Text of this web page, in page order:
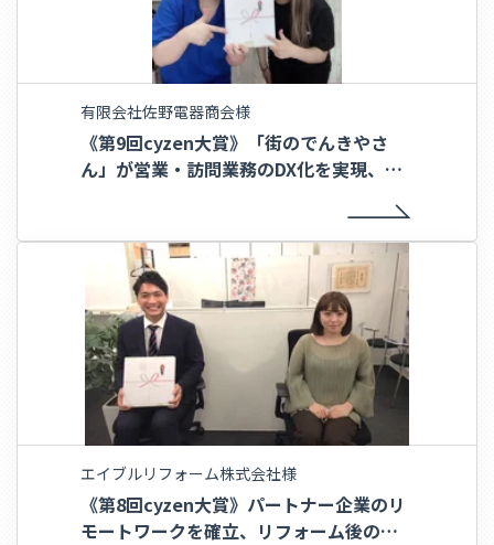
有限会社佐野電器商会様
《第9回cyzen大賞》「街のでんきやさ
ん」が営業・訪問業務のDX化を実現、訪
エイブルリフォーム株式会社様
《第8回cyzen大賞》パートナー企業のリ
モートワークを確立、リフォーム後の入